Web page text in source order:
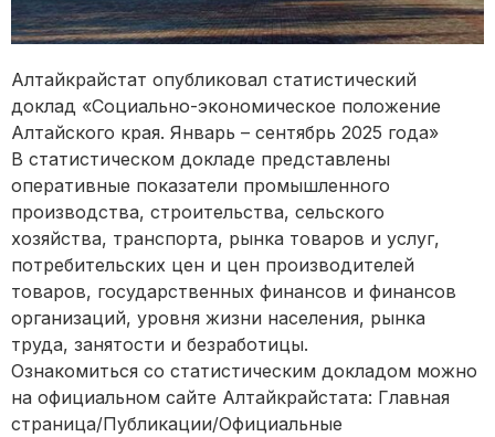
Алтайкрайстат опубликовал статистический
доклад «Социально-экономическое положение
Алтайского края. Январь – сентябрь 2025 года»
В статистическом докладе представлены
оперативные показатели промышленного
производства, строительства, сельского
хозяйства, транспорта, рынка товаров и услуг,
потребительских цен и цен производителей
товаров, государственных финансов и финансов
организаций, уровня жизни населения, рынка
труда, занятости и безработицы.
Ознакомиться со статистическим докладом можно
на официальном сайте Алтайкрайстата: Главная
страница/Публикации/Официальные